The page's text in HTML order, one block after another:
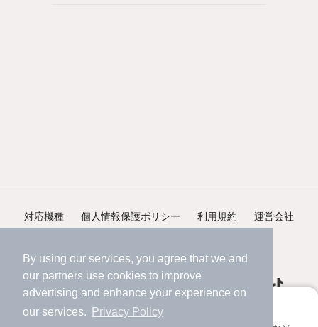
By using our services, you agree that we and
our partners use cookies to improve
advertising and enhance your experience on
our services.
Privacy Policy
アプリに切り替えて、サクサクお部屋探し
対応機種 個人情報保護ポリシー 利用規約 運営会社